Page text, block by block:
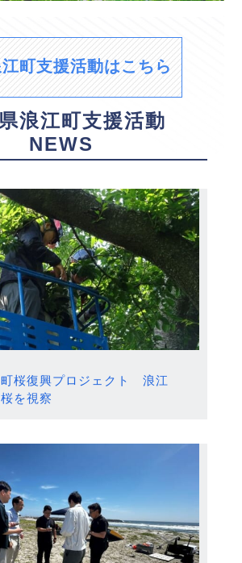
町支援活動はこちら
浪江町支援活動
NEWS
桜復興プロジェクト 浪江
を視察